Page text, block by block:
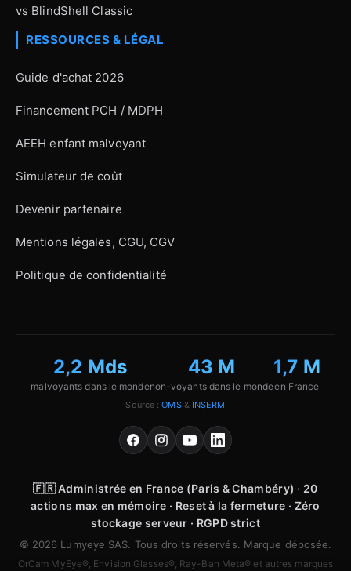
vs BlindShell Classic
RESSOURCES & LÉGAL
Guide d'achat 2026
Financement PCH / MDPH
AEEH enfant malvoyant
Simulateur de coût
Devenir partenaire
Mentions légales, CGU, CGV
Politique de confidentialité
2,2 Mds
malvoyants dans le monde
43 M
non-voyants dans le monde
1,7 M
en France
Source :OMS& INSERM
🇫🇷Administrée en France (Paris & Chambéry) · 20
actions max en mémoire · Reset à la fermeture · Zéro
stockage serveur · RGPD strict
© 2026 Lumyeye SAS. Tous droits réservés. Marque déposée.
OrCam MyEye®, Envision Glasses®, Ray-Ban Meta® et autres marques